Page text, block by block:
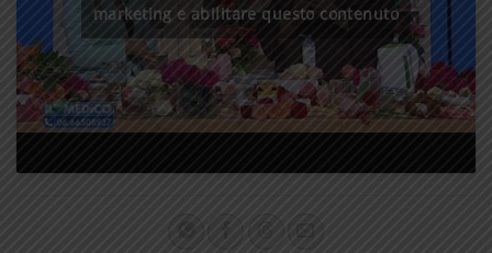
marketing e abilitare questo contenuto